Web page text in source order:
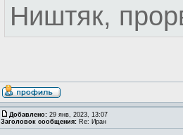
Ништяк,
Добавлено: 29 янв, 2023, 13:07
Заголовок сообщения: Re: Иран